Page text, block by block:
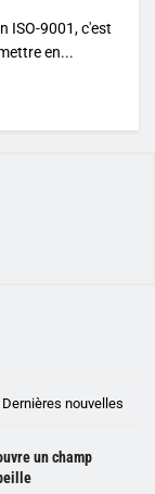
ISO-9001, c'est
en...
Dernières nouvelles
un champ